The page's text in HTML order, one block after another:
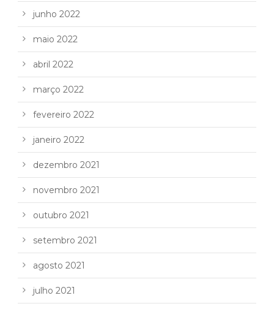
junho 2022
maio 2022
abril 2022
março 2022
fevereiro 2022
janeiro 2022
dezembro 2021
novembro 2021
outubro 2021
setembro 2021
agosto 2021
julho 2021